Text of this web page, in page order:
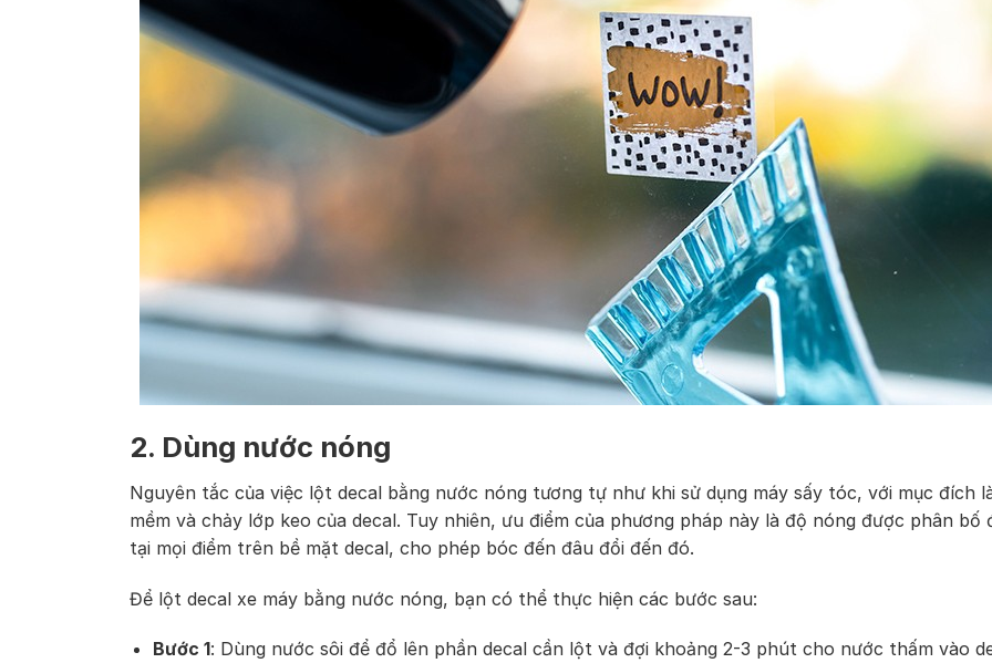
2. Dùng nước nóng
Nguyên tắc của việc lột decal bằng nước nóng tương tự như khi sử dụng máy sấy tóc, với mục đích
mềm và chảy lớp keo của decal. Tuy nhiên, ưu điểm của phương pháp này là độ nóng được phân bố
tại mọi điểm trên bề mặt decal, cho phép bóc đến đâu đổi đến đó.
Để lột decal xe máy bằng nước nóng, bạn có thể thực hiện các bước sau:
Bước 1: Dùng nước sôi để đổ lên phần decal cần lột và đợi khoảng 2-3 phút cho nước thấm vào